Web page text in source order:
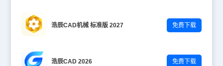
浩辰CAD机械 标准版 2027 免费下载
浩辰CAD 2026 免费下载